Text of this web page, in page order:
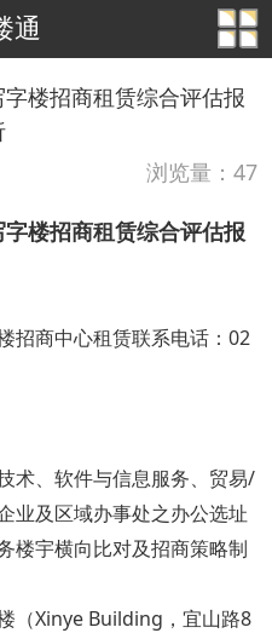
通
楼招商租赁综合评估报
浏览量：47
楼招商租赁综合评估报
招商中心租赁联系电话：02
术、软件与信息服务、贸易/
业及区域办事处之办公选址
楼宇横向比对及招商策略制
（Xinye Building，宜山路8